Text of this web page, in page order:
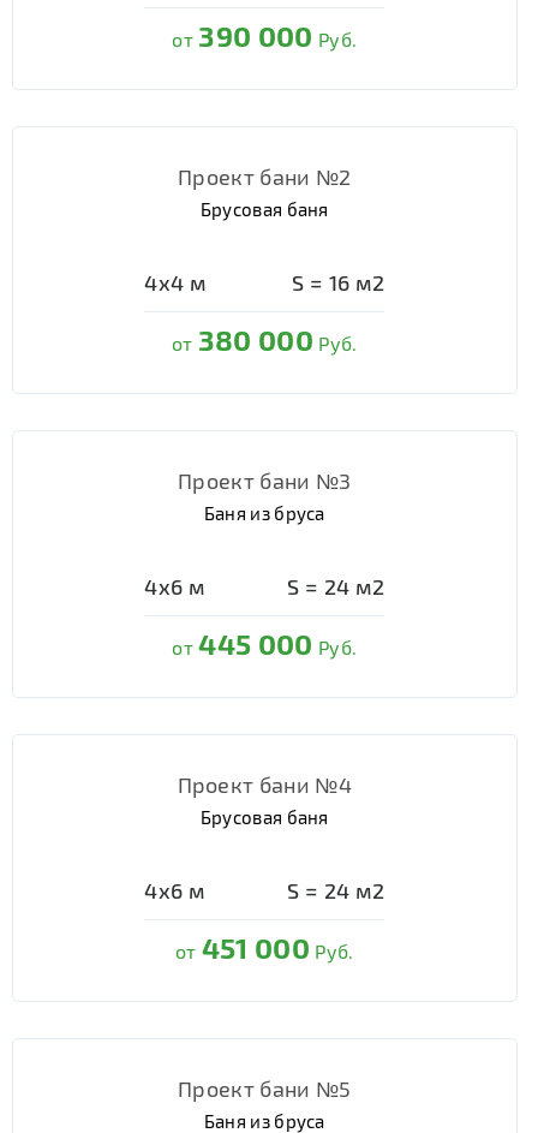
от 390 000 Руб.
Проект бани №2
Брусовая баня
4х4 м S = 16 м2
от 380 000 Руб.
Проект бани №3
Баня из бруса
4х6 м S = 24 м2
от445 000 Руб.
Проект бани №4
Брусовая баня
4х6 м S = 24 м2
от 451 000 Руб.
Проект бани №5
Баня из бруса